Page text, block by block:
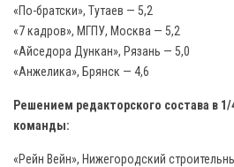
«По-братски», Тутаев — 5,2
«7 кадров», МГПУ, Москва — 5,2
«Айседора Дункан», Рязань — 5,0
«Анжелика», Брянск — 4,6
Решением редакторского состава в
команды:
«Рейн Вейн», Нижегородский